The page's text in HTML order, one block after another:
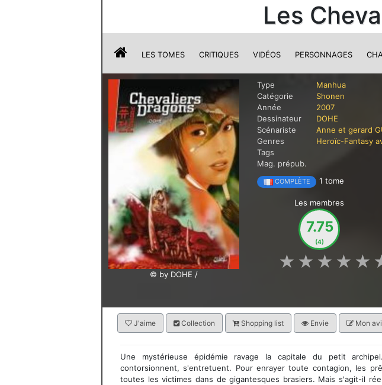
Les
LES TOMES CRITIQUES VIDÉOS PERSONNAGES
© by DOHE /
Type
Manhua
Catégorie
Shonen
Année
2007
Dessinateur
DOHE
Scénariste
Anne et gerard
Genres
Heroïc-Fantasy
Tags
Mag. prépub.
COMPLÈTE 1 tome
Les membres
7.75
(4)
★
★
★
★
★
J'aime Collection Shopping list Envie Mon
Une mystérieuse épidémie ravage la capitale du petit
contorsionnent, s'entretuent. Pour enrayer toute contagion, les
toutes les victimes dans de gigantesques brasiers. Mais s'agit-il